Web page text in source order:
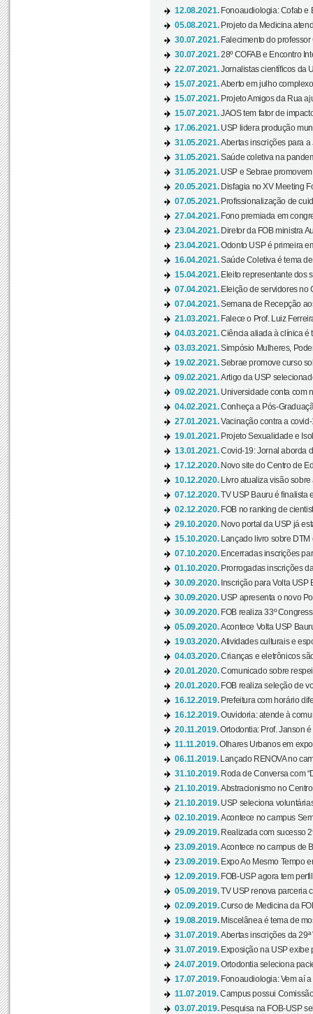
12.08.2021. Fonoaudiologia: Cofab e
05.08.2021. Projeto da Medicina
30.07.2021. Falecimento do
30.07.2021.28º COFAB e Encontro
22.07.2021.Jornalistas científicos da
15.07.2021.Aberto em julho
15.07.2021. Projeto Amigos da Rua
15.07.2021.JAOS tem fator de
17.06.2021. USP lidera produção
31.05.2021.Abertas inscrições para
31.05.2021.Saúde coletiva na
31.05.2021. USP e Sebrae
20.05.2021. Disfagia no XV Meeting
07.05.2021. Profissionalização de
27.04.2021. Fono premiada em
23.04.2021. Diretor da FOB ministra
23.04.2021.Odonto USP é primeira
16.04.2021.Saúde Coletiva é tema
15.04.2021. Eleito representante dos
07.04.2021. Eleição de servidores no
07.04.2021.Semana de Recepção
21.03.2021. Falece o Prof. Luiz
04.03.2021.Ciência aliada à clínica é
03.03.2021.Simpósio Mulheres,
19.02.2021.Sebrae promove curso
09.02.2021.Artigo da USP
09.02.2021. Universidade conta com
04.02.2021.Conheça a Pós-
27.01.2021.Vacinação contra a
19.01.2021. Projeto Sexualidade e
13.01.2021.Covid-19: Jornal aborda
17.12.2020. Novo site do Centro de
10.12.2020.
Livro atualiza visão
07.12.2020.TV USP Bauru é finalista
02.12.2020. FOB no ranking de
29.10.2020. Novo portal da USP já
15.10.2020.
Lançado livro sobre
07.10.2020. Encerradas inscrições
01.10.2020. Prorrogadas inscrições
30.09.2020. Inscrição para Volta USP
30.09.2020. USP apresenta o novo
30.09.2020. FOB realiza 33º
05.09.2020.Acontece Volta USP
19.03.2020.Atividades culturais e
04.03.2020.Crianças e eletrônicos
20.01.2020.Comunicado sobre
20.01.2020. FOB realiza seleção de
16.12.2019. Prefeitura com horário
16.12.2019.Ouvidoria: atende à
20.11.2019.Ortodontia: Prof. Janson
11.11.2019.Olhares Urbanos em
06.11.2019.
Lançado RENOVA no
31.10.2019. Roda de Conversa com
21.10.2019.Abstracionismo no
21.10.2019. USP seleciona
02.10.2019.Acontece no campus
29.09.2019. Realizada com sucesso
23.09.2019.Acontece no campus de
23.09.2019. Expo Ao Mesmo Tempo
12.09.2019. FOB-USP agora tem
05.09.2019.TV USP renova parceria
02.09.2019.Curso de Medicina da
19.08.2019. Miscelânea é tema de
31.07.2019.Abertas inscrições da 29ª
31.07.2019. Exposição na USP exibe
24.07.2019.Ortodontia seleciona
17.07.2019. Fonoaudiologia: Vem aí
11.07.2019.Campus possui
03.07.2019. Pesquisa na FOB-USP